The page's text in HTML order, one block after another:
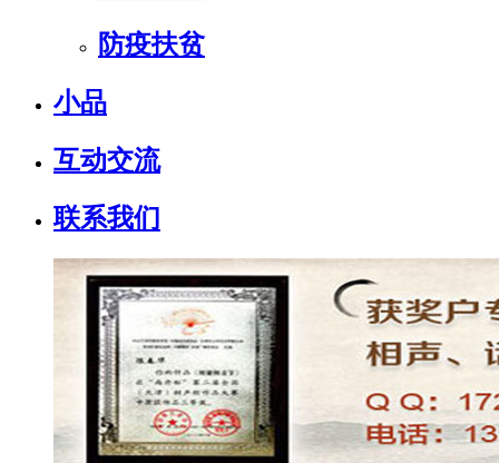
防疫扶贫
小品
互动交流
联系我们